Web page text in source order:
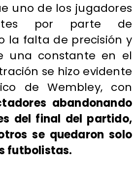
uno de los jugadores
por parte de
la falta de precisión y
una constante en el
se hizo evidente
de Wembley, con
abandonando
del final del partido,
se quedaron solo
futbolistas.